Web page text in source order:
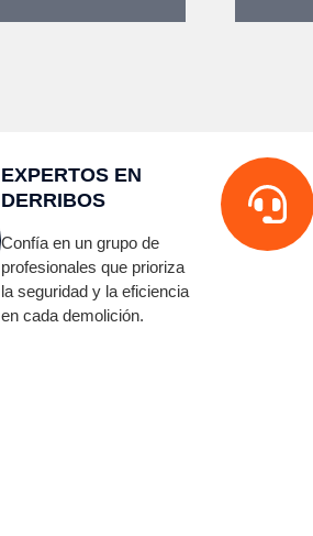
EXPERTOS EN
DERRIBOS
Confía en un grupo de
profesionales que prioriza
la seguridad y la eficiencia
en cada demolición.